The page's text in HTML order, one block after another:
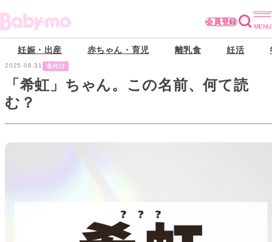
会員登録
妊娠・出産 赤ちゃん・育児 離乳食 妊活
2025.08.31 名付け
「希虹」ちゃん。この名前、何て読
む？